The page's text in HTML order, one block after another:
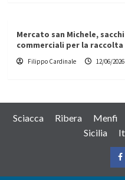
Mercato san Michele,
commerciali per la
Filippo Cardinale 12/06/2026
Sciacca Ribera Menfi
Sicilia